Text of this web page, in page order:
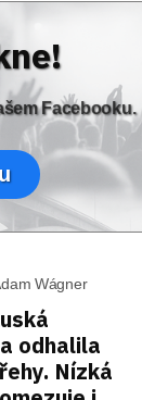
Facebooku.
Wágner
odhalila
Nízká